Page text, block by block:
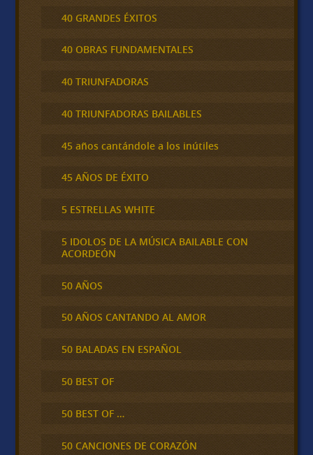
40 GRANDES ÉXITOS
40 OBRAS FUNDAMENTALES
40 TRIUNFADORAS
40 TRIUNFADORAS BAILABLES
45 años cantándole a los inútiles
45 AÑOS DE ÉXITO
5 ESTRELLAS WHITE
5 IDOLOS DE LA MÚSICA BAILABLE CON
ACORDEÓN
50 AÑOS
50 AÑOS CANTANDO AL AMOR
50 BALADAS EN ESPAÑOL
50 BEST OF
50 BEST OF …
50 CANCIONES DE CORAZÓN